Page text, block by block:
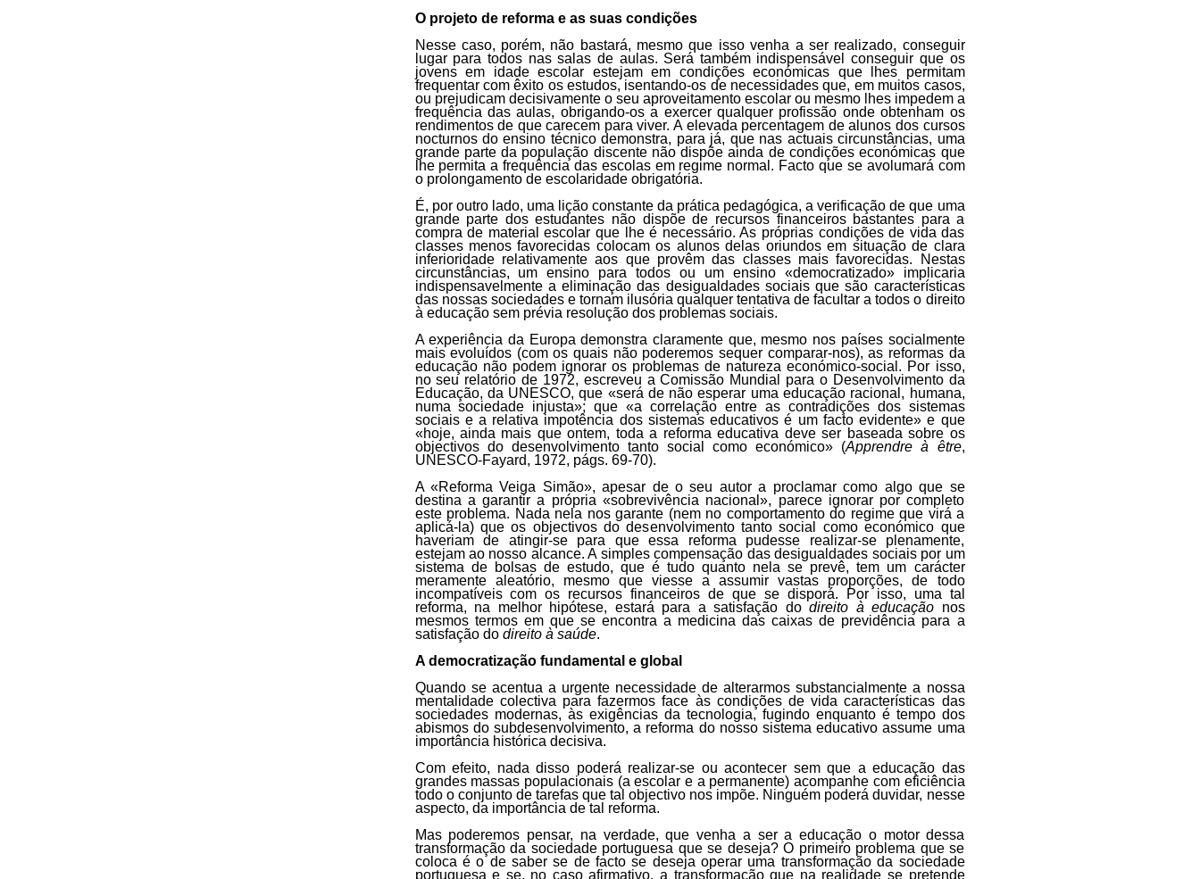
O projeto de reforma e as suas condições
Nesse caso, porém, não bastará, mesmo que isso venha a ser realizado, conseguir
lugar para todos nas salas de aulas. Será também indispensável conseguir que os
jovens em idade escolar estejam em condições económicas que lhes permitam
frequentar com êxito os estudos, isentando-os de necessidades que, em muitos casos,
ou prejudicam decisivamente o seu aproveitamento escolar ou mesmo lhes impedem a
frequência das aulas, obrigando-os a exercer qualquer profissão onde obtenham os
rendimentos de que carecem para viver. A elevada percentagem de alunos dos cursos
nocturnos do ensino técnico demonstra, para já, que nas actuais circunstâncias, uma
grande parte da população discente não dispõe ainda de condições económicas que
lhe permita a frequência das escolas em regime normal. Facto que se avolumará com
o prolongamento de escolaridade obrigatória.
É, por outro lado, uma lição constante da prática pedagógica, a verificação de que uma
grande parte dos estudantes não dispõe de recursos financeiros bastantes para a
compra de material escolar que lhe é necessário. As próprias condições de vida das
classes menos favorecidas colocam os alunos delas oriundos em situação de clara
inferioridade relativamente aos que provêm das classes mais favorecidas. Nestas
circunstâncias, um ensino para todos ou um ensino «democratizado» implicaria
indispensavelmente a eliminação das desigualdades sociais que são características
das nossas sociedades e tornam ilusória qualquer tentativa de facultar a todos o direito
à educação sem prévia resolução dos problemas sociais.
A experiência da Europa demonstra claramente que, mesmo nos países socialmente
mais evoluídos (com os quais não poderemos sequer comparar-nos), as reformas da
educação não podem ignorar os problemas de natureza económico-social. Por isso,
no seu relatório de 1972, escreveu a Comissão Mundial para o Desenvolvimento da
Educação, da UNESCO, que «será de não esperar uma educação racional, humana,
numa sociedade injusta»; que «a correlação entre as contradições dos sistemas
sociais e a relativa impotência dos sistemas educativos é um facto evidente» e que
«hoje, ainda mais que ontem, toda a reforma educativa deve ser baseada sobre os
objectivos do desenvolvimento tanto social como económico» (Apprendre à être,
UNESCO-Fayard, 1972, págs. 69-70).
A «Reforma Veiga Simão», apesar de o seu autor a proclamar como algo que se
destina a garantir a própria «sobrevivência nacional», parece ignorar por completo
este problema. Nada nela nos garante (nem no comportamento do regime que virá a
aplicá-la) que os objectivos do desenvolvimento tanto social como económico que
haveriam de atingir-se para que essa reforma pudesse realizar-se plenamente,
estejam ao nosso alcance. A simples compensação das desigualdades sociais por um
sistema de bolsas de estudo, que é tudo quanto nela se prevê, tem um carácter
meramente aleatório, mesmo que viesse a assumir vastas proporções, de todo
incompatíveis com os recursos financeiros de que se disporá. Por isso, uma tal
reforma, na melhor hipótese, estará para a satisfação do direito à educação nos
mesmos termos em que se encontra a medicina das caixas de previdência para a
satisfação do direito à saúde.
A democratização fundamental e global
Quando se acentua a urgente necessidade de alterarmos substancialmente a nossa
mentalidade colectiva para fazermos face às condições de vida características das
sociedades modernas, às exigências da tecnologia, fugindo enquanto é tempo dos
abismos do subdesenvolvimento, a reforma do nosso sistema educativo assume uma
importância histórica decisiva.
Com efeito, nada disso poderá realizar-se ou acontecer sem que a educação das
grandes massas populacionais (a escolar e a permanente) acompanhe com eficiência
todo o conjunto de tarefas que tal objectivo nos impõe. Ninguém poderá duvidar, nesse
aspecto, da importância de tal reforma.
Mas poderemos pensar, na verdade, que venha a ser a educação o motor dessa
transformação da sociedade portuguesa que se deseja? O primeiro problema que se
coloca é o de saber se de facto se deseja operar uma transformação da sociedade
portuguesa e se, no caso afirmativo, a transformação que na realidade se pretende